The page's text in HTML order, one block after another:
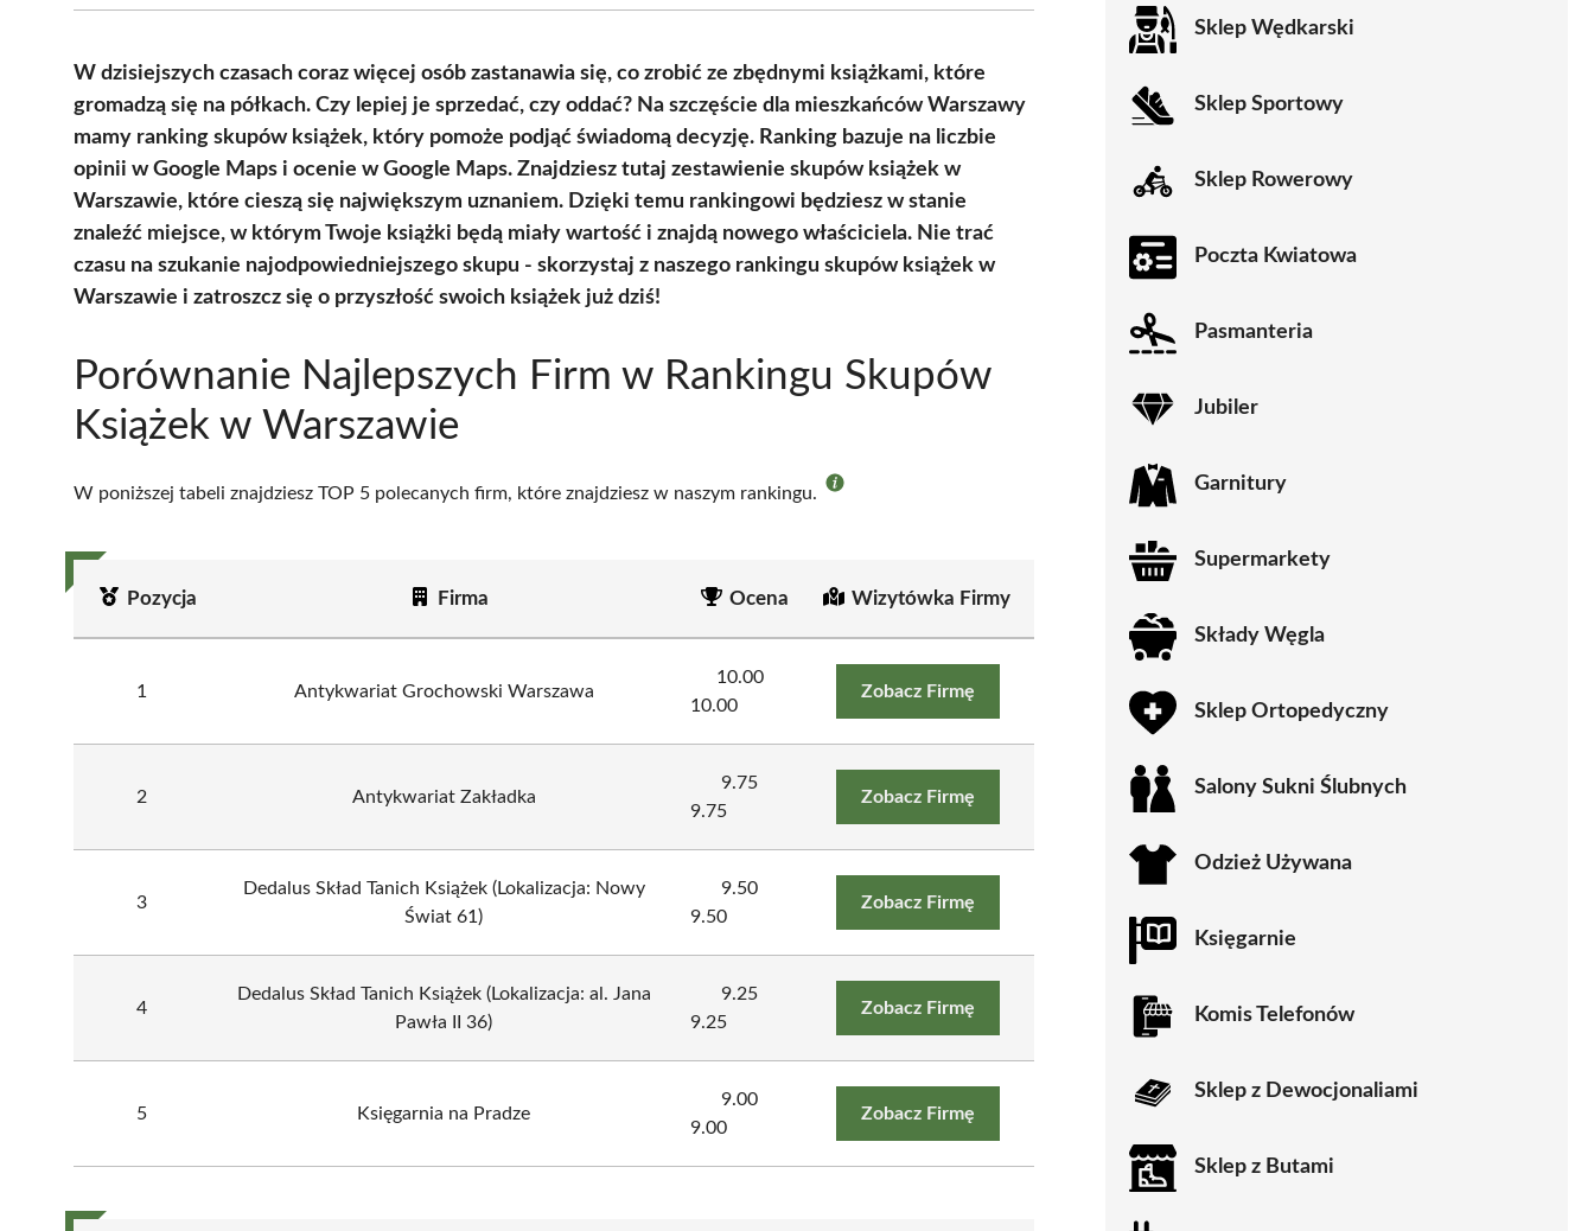
(Twitter)
W dzisiejszych czasach coraz więcej osób zastanawia się, co zrobić ze zbędnymi książkami, które
gromadzą się na półkach. Czy lepiej je sprzedać, czy oddać? Na szczęście dla mieszkańców Warszawy
mamy ranking skupów książek, który pomoże podjąć świadomą decyzję. Ranking bazuje na liczbie
opinii w Google Maps i ocenie w Google Maps. Znajdziesz tutaj zestawienie skupów książek w
Warszawie, które cieszą się największym uznaniem. Dzięki temu rankingowi będziesz w stanie
znaleźć miejsce, w którym Twoje książki będą miały wartość i znajdą nowego właściciela. Nie trać
czasu na szukanie najodpowiedniejszego skupu - skorzystaj z naszego rankingu skupów książek w
Warszawie i zatroszcz się o przyszłość swoich książek już dziś!
Porównanie Najlepszych Firm w Rankingu Skupów
Książek w Warszawie
W poniższej tabeli znajdziesz TOP 5 polecanych firm, które znajdziesz w naszym rankingu.
Pozycja Firma Ocena Wizytówka Firmy
1 Antykwariat Grochowski Warszawa
10.00
10.00
Zobacz Firmę
2 Antykwariat Zakładka
9.75
9.75
Zobacz Firmę
3
Dedalus Skład Tanich Książek (Lokalizacja: Nowy
Świat 61)
9.50
9.50
Zobacz Firmę
4
Dedalus Skład Tanich Książek (Lokalizacja: al. Jana
Pawła II 36)
9.25
9.25
Zobacz Firmę
5 Księgarnia na Pradze
9.00
9.00
Zobacz Firmę
Sklep Wędkarski
Sklep Sportowy
Sklep Rowerowy
Poczta Kwiatowa
Pasmanteria
Jubiler
Garnitury
Supermarkety
Składy Węgla
Sklep Ortopedyczny
Salony Sukni Ślubnych
Odzież Używana
Księgarnie
Komis Telefonów
Sklep z Dewocjonaliami
Sklep z Butami